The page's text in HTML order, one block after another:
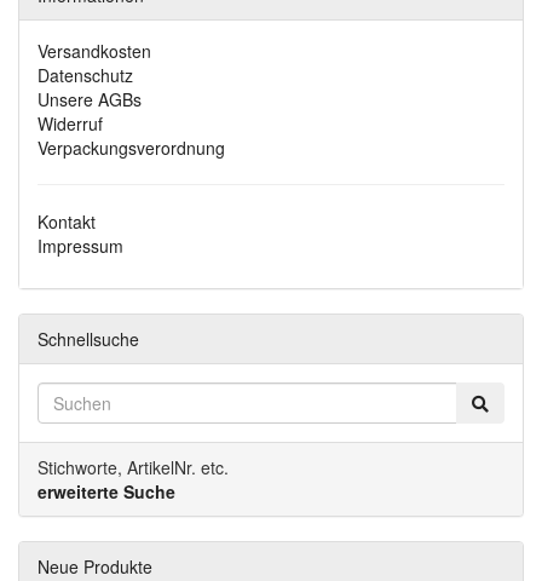
Versandkosten
Datenschutz
Unsere AGBs
Widerruf
Verpackungsverordnung
Kontakt
Impressum
Schnellsuche
Stichworte, ArtikelNr. etc.
erweiterte Suche
Neue Produkte